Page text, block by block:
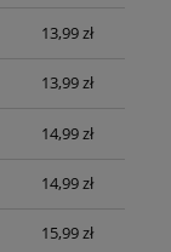
13,99 zł
13,99 zł
14,99 zł
14,99 zł
15,99 zł